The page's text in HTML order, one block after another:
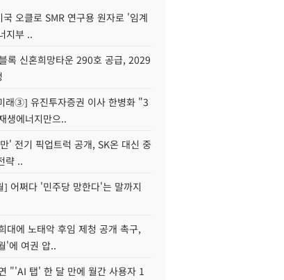
오클로 SMR 연구용 원자로 '임계
지부 ..
록 신혼희망타운 290호 공급, 2029
래③] 유진투자증권 이사 한병화 "3
생에너지만으..
' 전기 픽업트럭 공개, SK온 대신 중
략 ..
] 어쩌다 '민주당 망한다'는 말까지
대에 노태악 후임 제청 공개 촉구,
'에 여권 압..
"'AI 탭' 한 달 만에 월간 사용자 1